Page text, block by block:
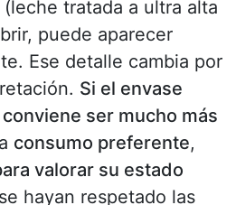
tratada a ultra alta
puede aparecer
Ese detalle cambia por
Si el envase
ser mucho más
consumo preferente,
valorar su estado
hayan respetado las